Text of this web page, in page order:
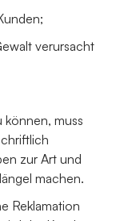
verursacht
können, muss
zur Art und
machen.
Reklamation